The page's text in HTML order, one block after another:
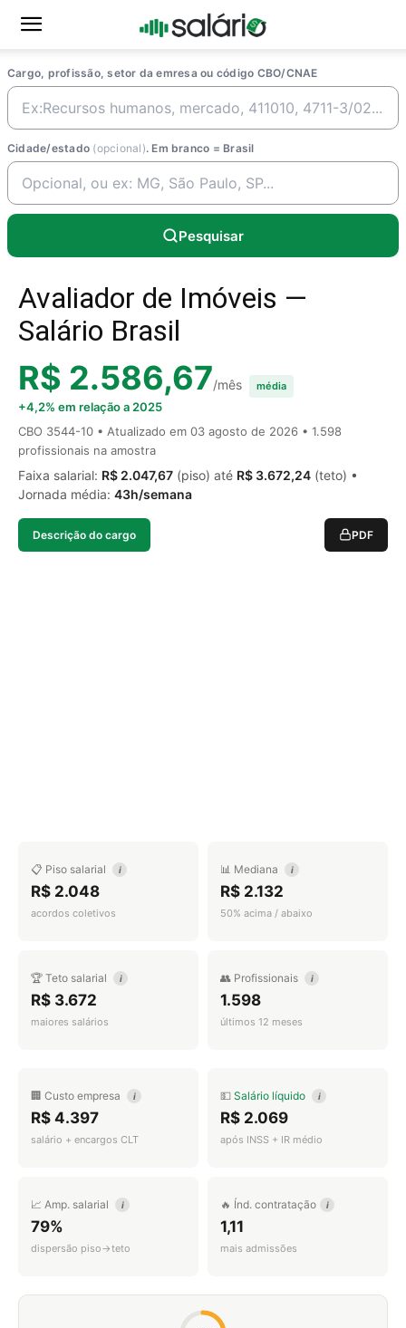
Cargo, profissão, setor da emresa ou código CBO/CNAE
Cidade/estado (opcional). Em branco = Brasil
Pesquisar
Avaliador de Imóveis —
Salário Brasil
R$ 2.586,67/mês média
+4,2% em relação a 2025
CBO 3544-10 • Atualizado em 03 agosto de 2026 • 1.598
profissionais na amostra
Faixa salarial: R$ 2.047,67 (piso) até R$ 3.672,24 (teto) •
Jornada média: 43h/semana
Descrição do cargo PDF
📋 Piso salarial i
R$ 2.048
acordos coletivos
📊 Mediana i
R$ 2.132
50% acima / abaixo
🏆 Teto salarial i
R$ 3.672
maiores salários
👥 Profissionais i
1.598
últimos 12 meses
🏢 Custo empresa i
R$ 4.397
salário + encargos CLT
💵 Salário líquido i
R$ 2.069
após INSS + IR médio
📈 Amp. salarial i
79%
dispersão piso→teto
🔥 Índ. contratação i
1,11
mais admissões